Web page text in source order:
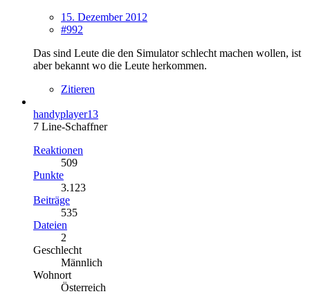
15. Dezember 2012
#992
Das sind Leute die den Simulator schlecht machen wollen, ist
aber bekannt wo die Leute herkommen.
Zitieren
handyplayer13
7 Line-Schaffner
Reaktionen
509
Punkte
3.123
Beiträge
535
Dateien
2
Geschlecht
Männlich
Wohnort
Österreich